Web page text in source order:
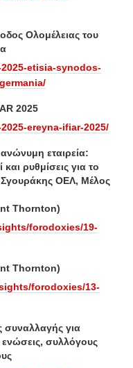
Ολομέλειας του
etisia-synodos-
2025
ereyna-ifiar-2025/
εταιρεία:
ρυθμίσεις για το
ΟΕΛ, Μέλος
Thornton)
forodoxies/19-
Thornton)
/forodoxies/13-
συναλλαγής για
συλλόγους